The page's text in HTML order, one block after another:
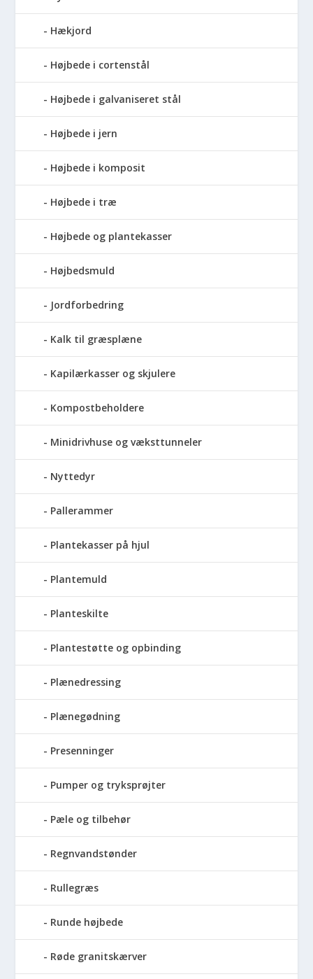
Hækjord
Højbede i cortenstål
Højbede i galvaniseret stål
Højbede i jern
Højbede i komposit
Højbede i træ
Højbede og plantekasser
Højbedsmuld
Jordforbedring
Kalk til græsplæne
Kapilærkasser og skjulere
Kompostbeholdere
Minidrivhuse og væksttunneler
Nyttedyr
Pallerammer
Plantekasser på hjul
Plantemuld
Planteskilte
Plantestøtte og opbinding
Plænedressing
Plænegødning
Presenninger
Pumper og tryksprøjter
Pæle og tilbehør
Regnvandstønder
Rullegræs
Runde højbede
Røde granitskærver